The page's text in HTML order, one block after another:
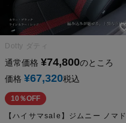
Dotty ダティ
通常価格 ¥74,800のところ
価格 ¥67,320税込
10％OFF
【ハイサマsale】ジムニー ノマド